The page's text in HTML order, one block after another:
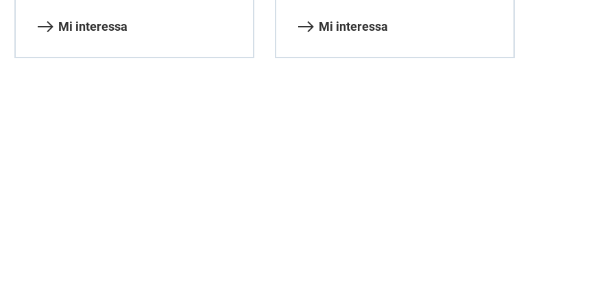
Mi interessa Mi interessa